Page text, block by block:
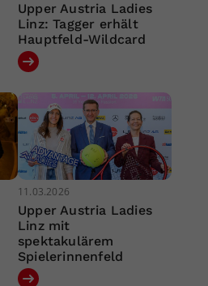
Upper Austria Ladies
Linz: Tagger erhält
Hauptfeld-Wildcard
11.03.2026
Upper Austria Ladies
Linz mit
spektakulärem
Spielerinnenfeld